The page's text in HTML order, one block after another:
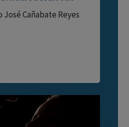
José Cañabate Reyes